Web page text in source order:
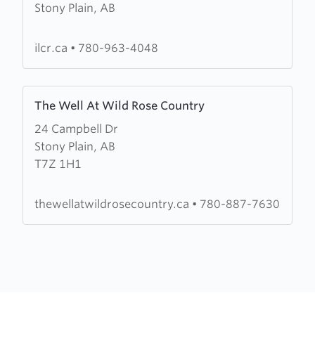
Stony Plain, AB
Immanuel
Church
ilcr.ca • 780-963-4048
The Well At Wild Rose Country
24 Campbell Dr
Stony Plain, AB
T7Z 1H1
more
about
The
Well
Wild
thewellatwildrosecountry.ca • 780-887-7630